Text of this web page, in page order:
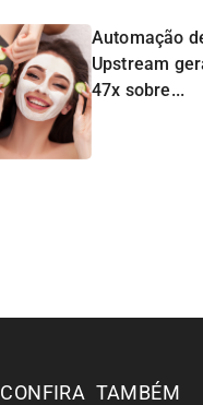
Automação
Upstream
47x sobre...
CONFIRA TAMBÉM